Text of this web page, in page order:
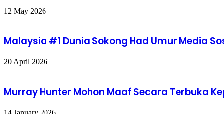
persembahan
12 May 2026
Malaysia #1 Dunia Sokong Had Umur Media
20 April 2026
Murray Hunter Mohon Maaf Secara Terbuka